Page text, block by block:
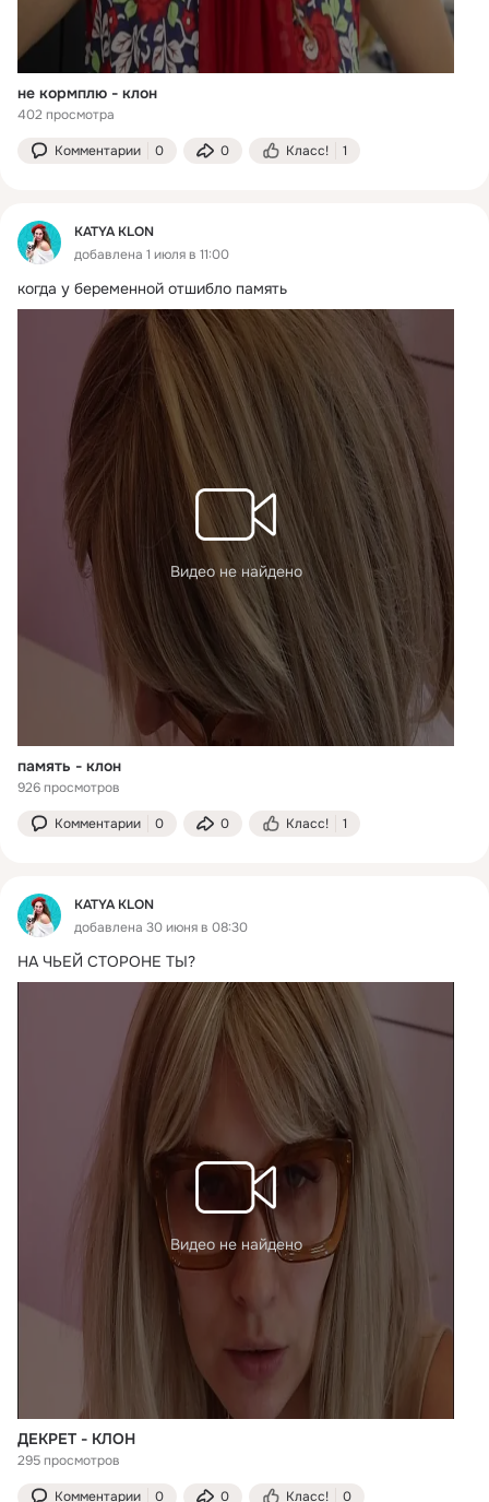
не кормплю - клон
402 просмотра
Комментарии 0 0 Класс! 1
KATYA KLON
добавлена 1 июля в 11:00
когда у беременной отшибло память
Видео не найдено
память - клон
926 просмотров
Комментарии 0 0 Класс! 1
KATYA KLON
добавлена 30 июня в 08:30
НА ЧЬЕЙ СТОРОНЕ ТЫ?
Видео не найдено
ДЕКРЕТ - КЛОН
295 просмотров
Комментарии 0 0 Класс! 0